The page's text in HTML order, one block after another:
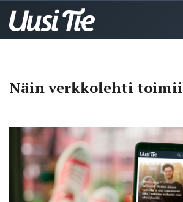
Näin verkkolehti toimii